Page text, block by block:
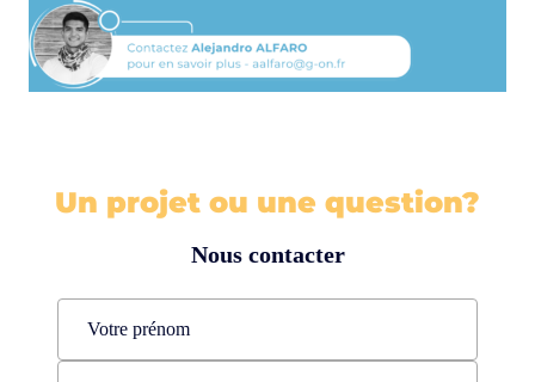
Un projet ou une question?
Nous contacter
Name
Prénom